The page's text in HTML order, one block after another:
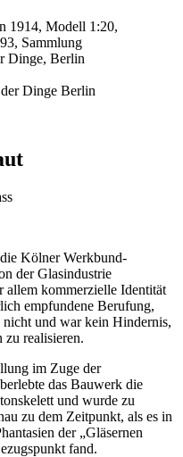
1914, Modell 1:20,
Sammlung
Dinge, Berlin
Dinge Berlin
Kölner Werkbund-
der Glasindustrie
allem kommerzielle Identität
empfundene Berufung,
nicht und war kein Hindernis,
zu realisieren.
im Zuge der
das Bauwerk die
und wurde zu
zu dem Zeitpunkt, als es in
der „Gläsernen
fand.